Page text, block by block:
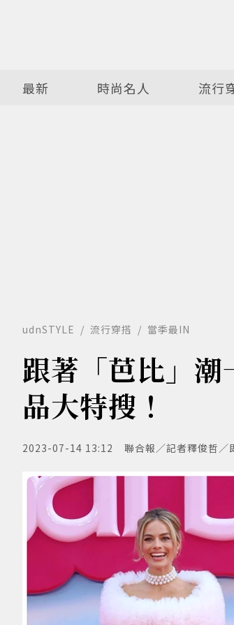
最新 時尚名人 流行
udnSTYLE 流行穿搭 當季最IN
跟著「芭比」
品大特搜！
2023-07-14 13:12 聯合報／記者釋俊哲／